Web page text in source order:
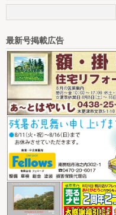
最新号掲載広告